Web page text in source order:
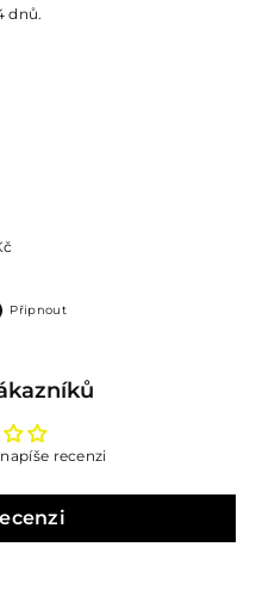
dnů.
Připnout
recenzi